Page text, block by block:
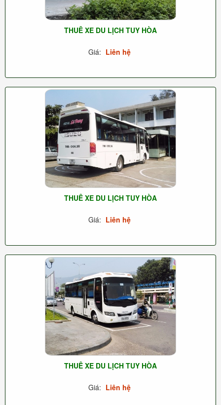
THUÊ XE DU LỊCH TUY HÒA
Giá: Liên hệ
THUÊ XE DU LỊCH TUY HÒA
Giá: Liên hệ
THUÊ XE DU LỊCH TUY HÒA
Giá: Liên hệ